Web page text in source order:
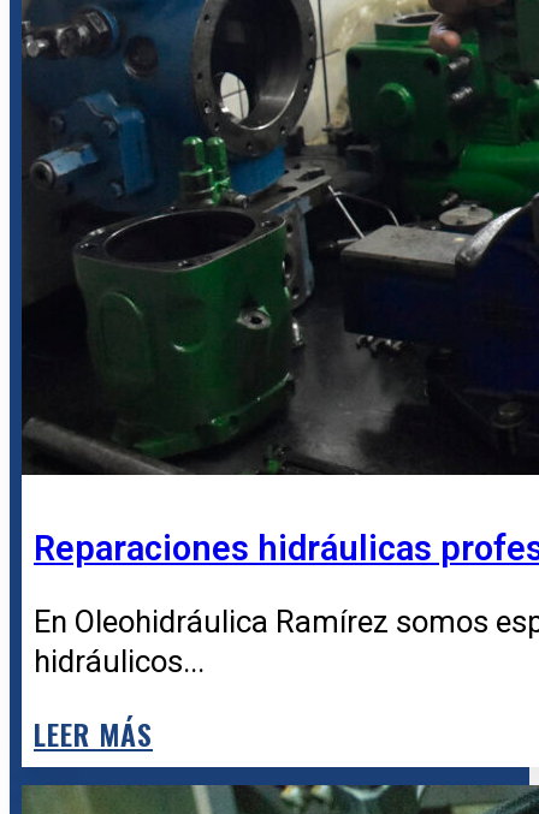
Reparaciones hidráulicas
En Oleohidráulica Ramírez somos
hidráulicos...
LEER MÁS